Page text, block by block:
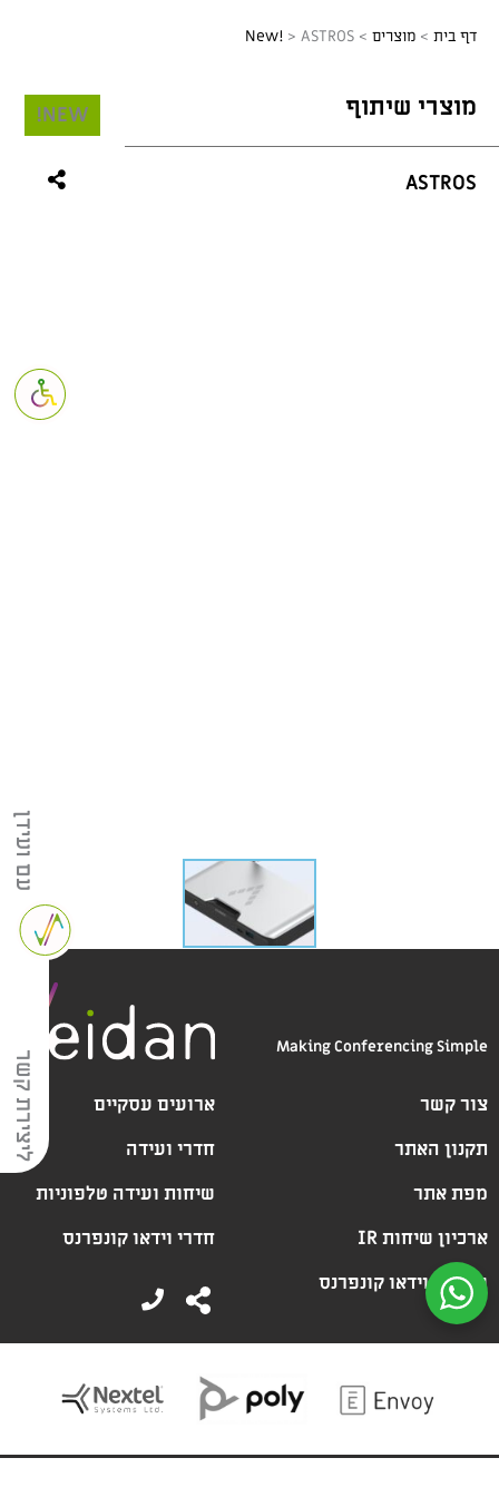
פתח סרגל
עם ועידן
ליצירת קשר
דף בית > מוצרים >
New! > ASTROS
מוצרי שיתוף NEW!
ASTROS
Making Conferencing Simple
צור קשר
תקנון האתר
מפת אתר
ארכיון שיחות IR
שירותי וידאו קונפרנס
ארועים עסקיים
חדרי ועידה
שיחות ועידה טלפוניות
חדרי וידאו קונפרנס